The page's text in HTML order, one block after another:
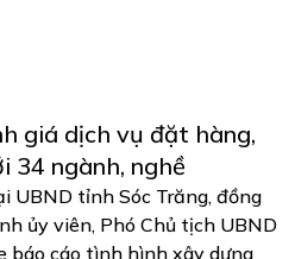
giá dịch vụ đặt hàng,
34 ngành, nghề
UBND tỉnh Sóc Trăng, đồng
ủy viên, Phó Chủ tịch UBND
báo cáo tình hình xây dựng